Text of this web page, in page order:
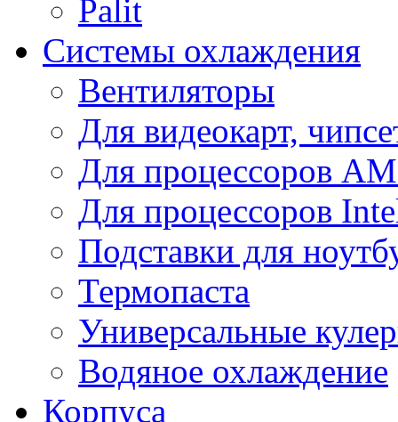
Palit
Системы охлаждения
Вентиляторы
Для видеокарт,
Для процессоров
Для процессоров
Подставки для
Термопаста
Универсальные
Водяное охлаждение
Корпуса